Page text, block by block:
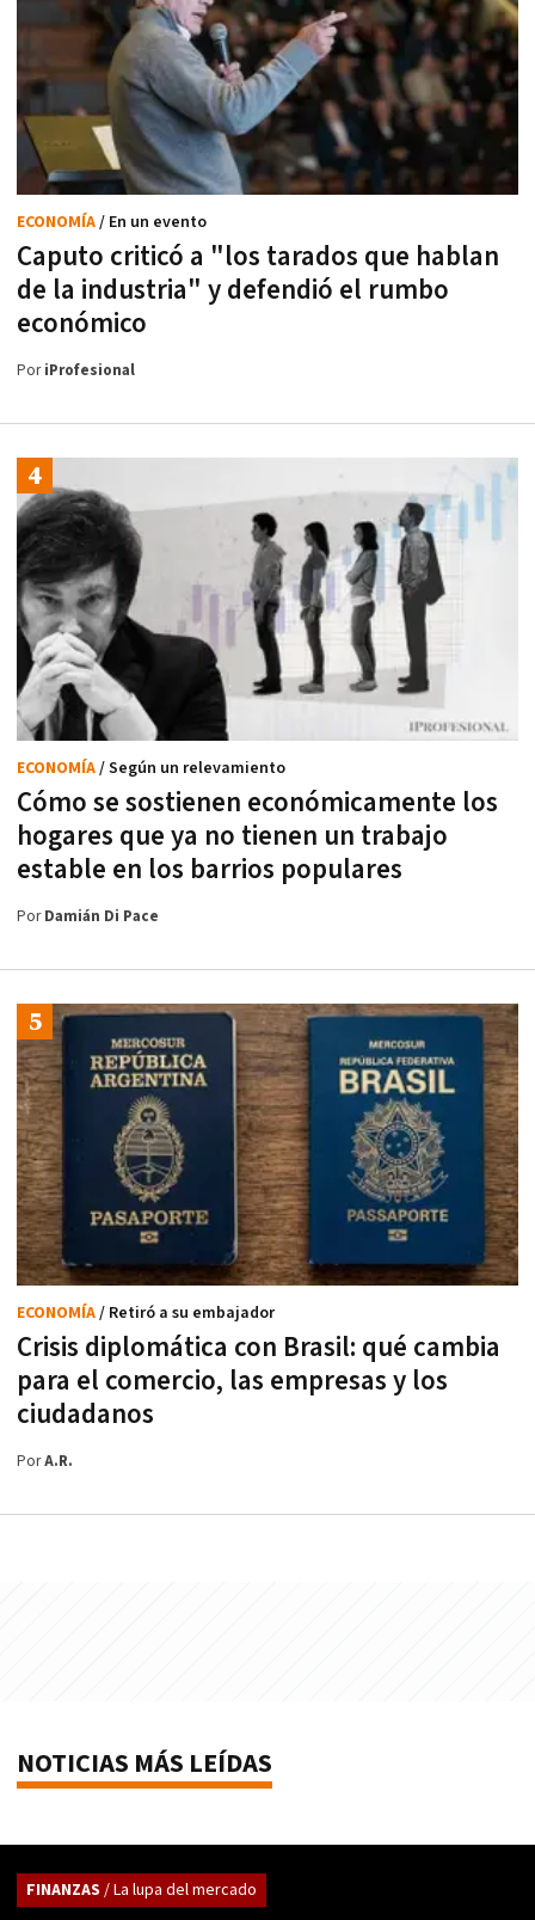
Caputo criticó a "los tarados que hablan
de la industria" y defendió el rumbo
económico
ECONOMÍA/ En un evento
PoriProfesional
Cómo se sostienen económicamente los
hogares que ya no tienen un trabajo
estable en los barrios populares
ECONOMÍA/ Según un relevamiento
PorDamián Di Pace
Crisis diplomática con Brasil: qué cambia
para el comercio, las empresas y los
ciudadanos
ECONOMÍA/ Retiró a su embajador
PorA.R.
NOTICIAS MÁS LEÍDAS
FINANZAS / La lupa del mercado